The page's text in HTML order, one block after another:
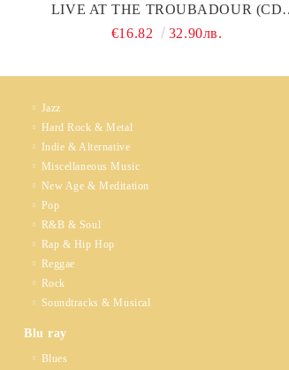
LIVE AT THE TROUBADOUR (CD
WITH DVD) (CD)
€16.82 32.90лв.
Jazz
Hard Rock & Metal
Indie & Alternative
Miscellaneous Music
New Age & Meditation
Pop
R&B & Soul
Rap & Hip Hop
Reggae
Rock
Soundtracks & Musical
Blu ray
Blues